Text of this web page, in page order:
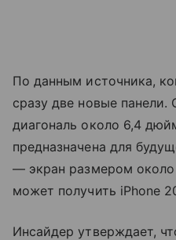
По данным источника,
сразу две новые панели.
диагональ около 6,4
предназначена для
— экран размером
может получить iPhone
Инсайдер утверждает,